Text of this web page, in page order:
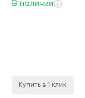
В наличии
Купить в 1 клик